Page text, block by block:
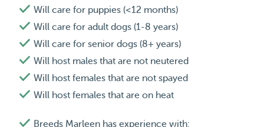
Will care for puppies (<12 months)
Will care for adult dogs (1-8 years)
Will care for senior dogs (8+ years)
Will host males that are not neutered
Will host females that are not spayed
Will host females that are on heat
Breeds Marleen has experience with: